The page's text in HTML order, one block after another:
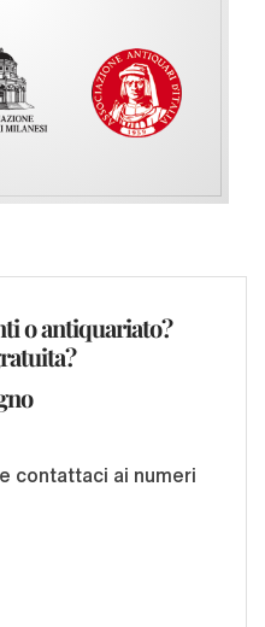
o antiquariato?
contattaci ai numeri